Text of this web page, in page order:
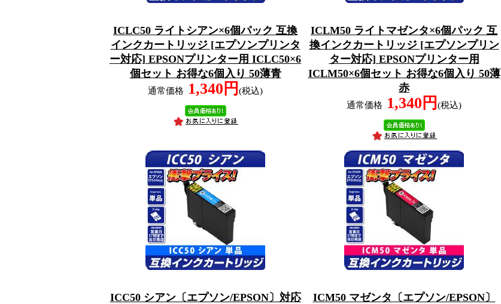
ICLC50 ライトシアン×6個パック 互換
インクカートリッジ [エプソンプリンタ
ー対応] EPSONプリンター用 ICLC50×6
個セット お得な6個入り 50薄青
通常価格 1,340円(税込)
ICLM50 ライトマゼンタ×6個パック 互
換インクカートリッジ [エプソンプリン
ター対応] EPSONプリンター用
ICLM50×6個セット お得な6個入り 50薄
赤
通常価格 1,340円(税込)
ICC50 シアン〔エプソン/EPSON〕対応
ICM50 マゼンタ〔エプソン/EPSON〕